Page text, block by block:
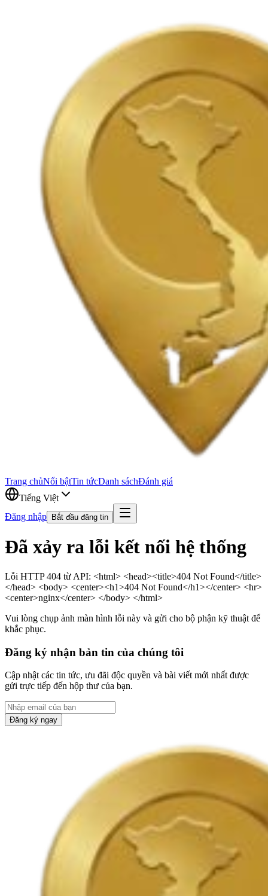
Trang chủNổi bậtTin tứcDanh sáchĐánh giá
Tiếng Việt
Đăng nhập
Bắt đầu đăng tin
Đã xảy ra lỗi kết nối hệ thống
Lỗi HTTP 404 từ API: <html> <head><title>404 Not Found</title>
</head> <body> <center><h1>404 Not Found</h1></center> <hr>
<center>nginx</center> </body> </html>
Vui lòng chụp ảnh màn hình lỗi này và gửi cho bộ phận kỹ thuật để
khắc phục.
Đăng ký nhận bản tin của chúng tôi
Cập nhật các tin tức, ưu đãi độc quyền và bài viết mới nhất được
gửi trực tiếp đến hộp thư của bạn.
Đăng ký ngay